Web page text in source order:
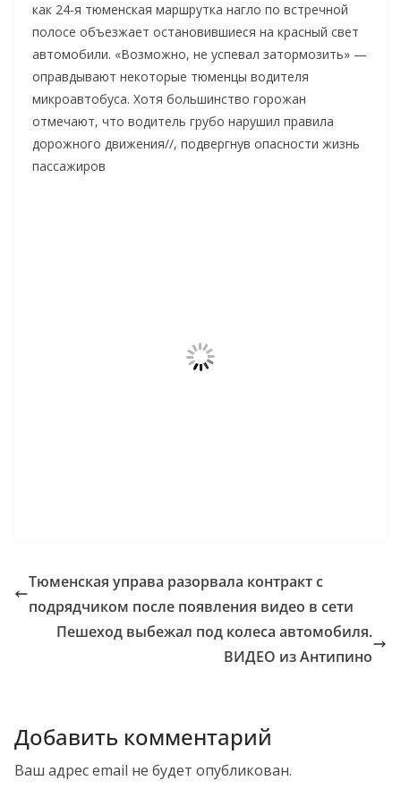
как 24-я тюменская маршрутка нагло по встречной
полосе объезжает остановившиеся на красный свет
автомобили. «Возможно, не успевал затормозить» —
оправдывают некоторые тюменцы водителя
микроавтобуса. Хотя большинство горожан
отмечают, что водитель грубо нарушил правила
дорожного движения//, подвергнув опасности жизнь
пассажиров
Тюменская управа разорвала контракт с
подрядчиком после появления видео в сети
Пешеход выбежал под колеса автомобиля.
ВИДЕО из Антипино
Добавить комментарий
Ваш адрес email не будет опубликован.